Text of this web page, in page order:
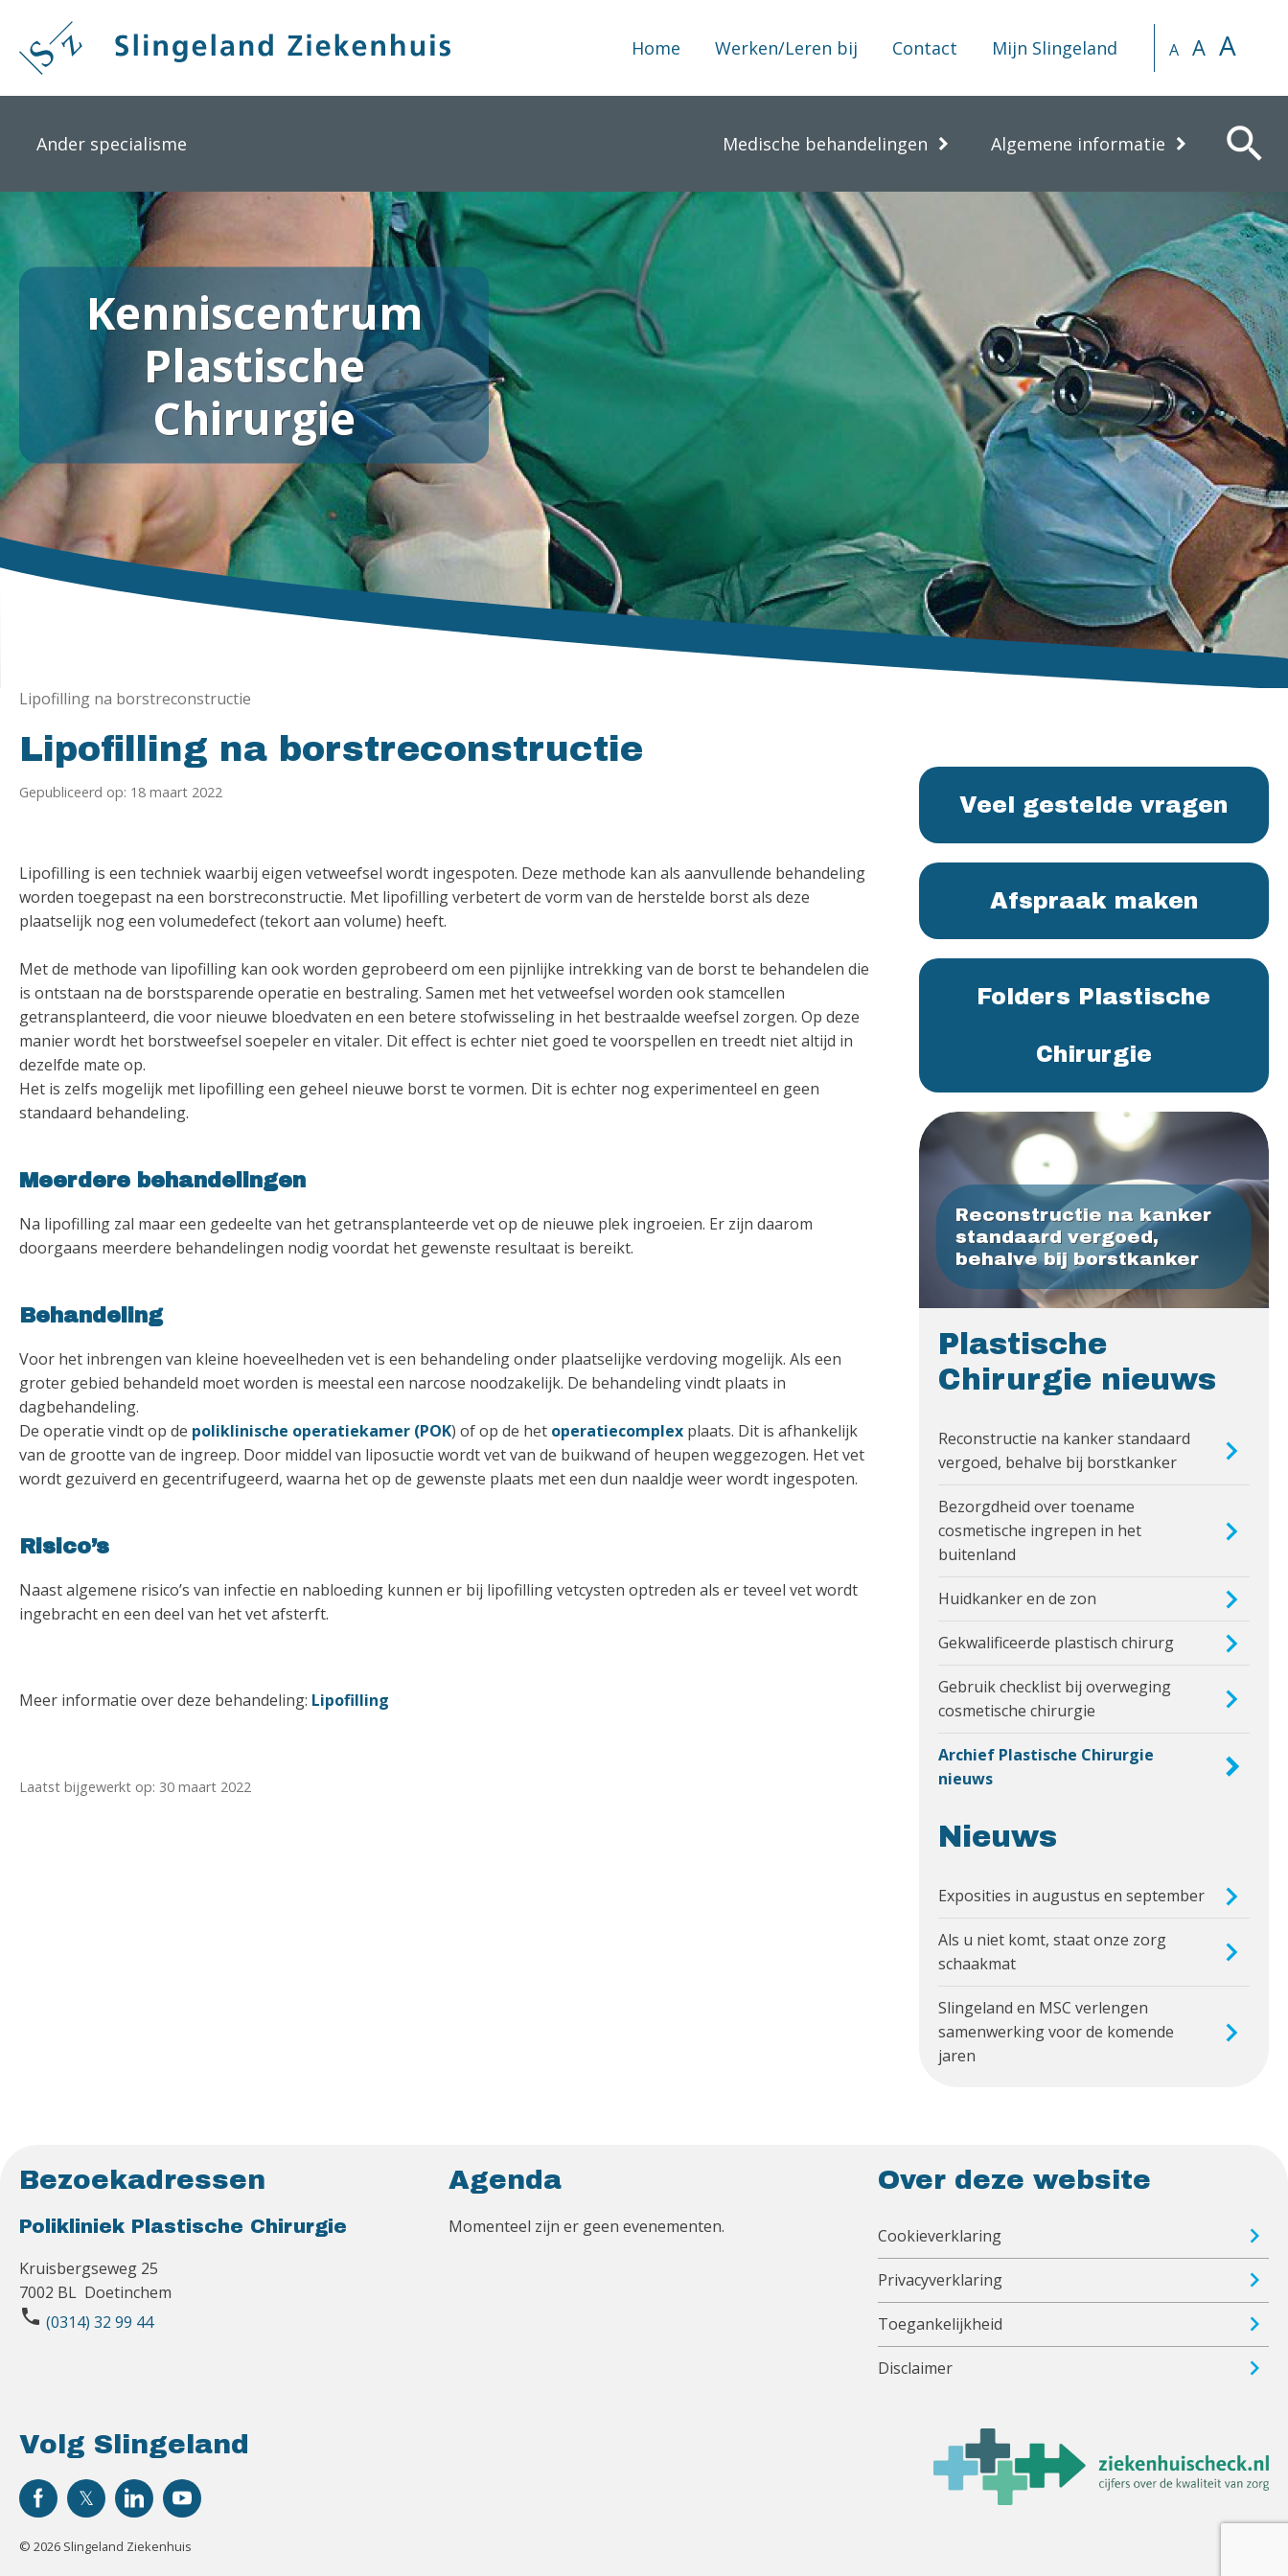
naar
Home Werken/Leren bij Contact Mijn Slingeland A A A
Ander specialisme Medische behandelingen Algemene informatie search
Kenniscentrum
Plastische
Chirurgie
Lipofilling na borstreconstructie
Lipofilling na borstreconstructie
Gepubliceerd op: 18 maart 2022
Lipofilling is een techniek waarbij eigen vetweefsel wordt ingespoten. Deze methode kan als aanvullende behandeling
worden toegepast na een borstreconstructie. Met lipofilling verbetert de vorm van de herstelde borst als deze
plaatselijk nog een volumedefect (tekort aan volume) heeft.
Met de methode van lipofilling kan ook worden geprobeerd om een pijnlijke intrekking van de borst te behandelen die
is ontstaan na de borstsparende operatie en bestraling. Samen met het vetweefsel worden ook stamcellen
getransplanteerd, die voor nieuwe bloedvaten en een betere stofwisseling in het bestraalde weefsel zorgen. Op deze
manier wordt het borstweefsel soepeler en vitaler. Dit effect is echter niet goed te voorspellen en treedt niet altijd in
dezelfde mate op.
Het is zelfs mogelijk met lipofilling een geheel nieuwe borst te vormen. Dit is echter nog experimenteel en geen
standaard behandeling.
Meerdere behandelingen
Na lipofilling zal maar een gedeelte van het getransplanteerde vet op de nieuwe plek ingroeien. Er zijn daarom
doorgaans meerdere behandelingen nodig voordat het gewenste resultaat is bereikt.
Behandeling
Voor het inbrengen van kleine hoeveelheden vet is een behandeling onder plaatselijke verdoving mogelijk. Als een
groter gebied behandeld moet worden is meestal een narcose noodzakelijk. De behandeling vindt plaats in
dagbehandeling.
De operatie vindt op de poliklinische operatiekamer (POK) of op de het operatiecomplex plaats. Dit is afhankelijk
van de grootte van de ingreep. Door middel van liposuctie wordt vet van de buikwand of heupen weggezogen. Het vet
wordt gezuiverd en gecentrifugeerd, waarna het op de gewenste plaats met een dun naaldje weer wordt ingespoten.
Risico’s
Naast algemene risico’s van infectie en nabloeding kunnen er bij lipofilling vetcysten optreden als er teveel vet wordt
ingebracht en een deel van het vet afsterft.
Meer informatie over deze behandeling: Lipofilling
Laatst bijgewerkt op: 30 maart 2022
Veel gestelde vragen
Afspraak maken
Folders Plastische
Chirurgie
Reconstructie na kanker
standaard vergoed,
behalve bij borstkanker
Plastische
Chirurgie nieuws
Reconstructie na kanker standaard
vergoed, behalve bij borstkanker
Bezorgdheid over toename
cosmetische ingrepen in het
buitenland
Huidkanker en de zon
Gekwalificeerde plastisch chirurg
Gebruik checklist bij overweging
cosmetische chirurgie
Archief Plastische Chirurgie
nieuws
Nieuws
Exposities in augustus en september
Als u niet komt, staat onze zorg
schaakmat
Slingeland en MSC verlengen
samenwerking voor de komende
jaren
Bezoekadressen
Polikliniek Plastische Chirurgie
Kruisbergseweg 25
7002 BL Doetinchem
phone (0314) 32 99 44
Volg Slingeland
Agenda
Momenteel zijn er geen evenementen.
Over deze website
Cookieverklaring
Privacyverklaring
Toegankelijkheid
Disclaimer
© 2026 Slingeland Ziekenhuis